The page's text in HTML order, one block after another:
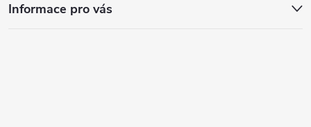
Informace pro vás